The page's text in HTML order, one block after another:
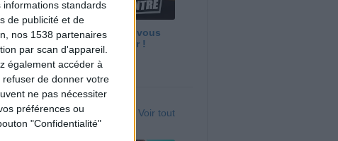
standards
de publicité et de
nos 1538 partenaires
par scan d'appareil.
également accéder à
de donner votre
ne pas nécessiter
préférences ou
"Confidentialité"
Maigrir vite ? Ce que vous
devez vraiment savoir !
Voir tout